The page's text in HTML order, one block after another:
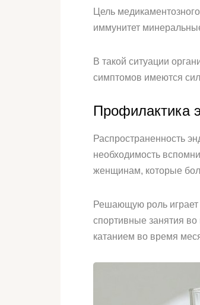
Цель
иммунитет
В такой ситуации
симптомов имеются
Профилактика
Распространенность
необходимость
женщинам, которые
Решающую роль играет
спортивные занятия
катанием во время